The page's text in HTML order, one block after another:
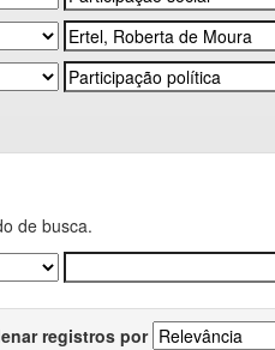
de busca.
registros por